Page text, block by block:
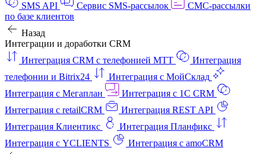
SMS API
Сервис SMS-рассылок
СМС-рассылки
по базе клиентов
Назад
Интеграции и доработки CRM
Интеграция CRM с телефонией МТТ
Интеграция
телефонии и Bitrix24
Интеграция с МойСклад
Интеграция с Мегаплан
Интеграция с 1C CRM
Интеграция с retailCRM
Интеграция REST API
Интеграция Клиентикс
Интеграция Планфикс
Интеграция с YCLIENTS
Интеграция с amoCRM